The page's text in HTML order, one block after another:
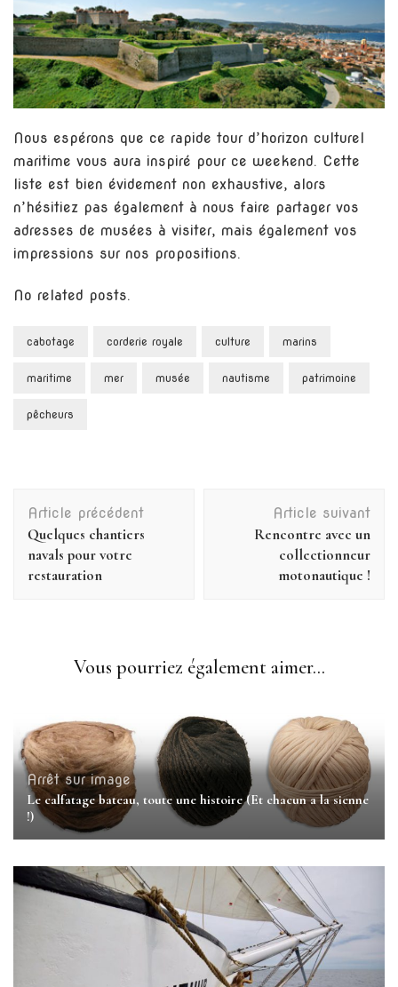
Nous espérons que ce rapide tour d’horizon culturel
maritime vous aura inspiré pour ce weekend. Cette
liste est bien évidement non exhaustive, alors
n’hésitiez pas également à nous faire partager vos
adresses de musées à visiter, mais également vos
impressions sur nos propositions.
No related posts.
cabotage corderie royale culture marins
maritime mer musée nautisme patrimoine
pêcheurs
d'article
Article précédent
Quelques chantiers
navals pour votre
restauration
Article suivant
Rencontre avec un
collectionneur
motonautique !
Vous pourriez également aimer...
Arrêt sur image
Le calfatage bateau, toute une histoire (Et chacun a la sienne
!)